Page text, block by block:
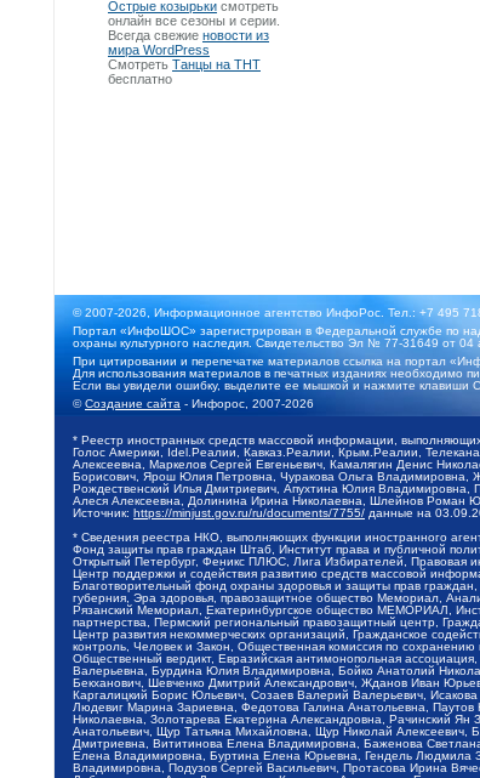
Острые козырьки смотреть
онлайн все сезоны и серии.
Всегда свежие новости из
мира WordPress
Смотреть Танцы на ТНТ
бесплатно
© 2007-2026, Информационное агентство ИнфоРос. Тел.: +7 495
Портал «ИнфоШОС» зарегистрирован в Федеральной службе по
охраны культурного наследия. Свидетельство Эл № 77-31649 от 04
При цитировании и перепечатке материалов ссылка на портал
Для использования материалов в печатных изданиях необходимо
Если вы увидели ошибку, выделите ее мышкой и нажмите клавиши
©Создание сайта - Инфорос, 2007-2026
* Реестр иностранных средств массовой информации,
Голос Америки, Idel.Реалии, Кавказ.Реалии, Крым.Реалии,
Алексеевна, Маркелов Сергей Евгеньевич, Камалягин Денис
Борисович, Ярош Юлия Петровна, Чуракова Ольга Владимировна,
Рождественский Илья Дмитриевич, Апухтина Юлия Владимировна,
Алеся Алексеевна, Долинина Ирина Николаевна, Шлейнов Роман
Источник: https://minjust.gov.ru/ru/documents/7755/ данные на
* Сведения реестра НКО, выполняющих функции иностранного
Фонд защиты прав граждан Штаб, Институт права и публичной
Открытый Петербург, Феникс ПЛЮС, Лига Избирателей, Правовая
Центр поддержки и содействия развитию средств массовой
Благотворительный фонд охраны здоровья и защиты прав
губерния, Эра здоровья, правозащитное общество Мемориал,
Рязанский Мемориал, Екатеринбургское общество МЕМОРИАЛ,
партнерства, Пермский региональный правозащитный центр,
Центр развития некоммерческих организаций, Гражданское
контроль, Человек и Закон, Общественная комиссия по
Общественный вердикт, Евразийская антимонопольная
Валерьевна, Бурдина Юлия Владимировна, Бойко Анатолий
Бекханович, Шевченко Дмитрий Александрович, Жданов Иван
Каргалицкий Борис Юльевич, Созаев Валерий Валерьевич,
Людевиг Марина Зариевна, Федотова Галина Анатольевна,
Николаевна, Золотарева Екатерина Александровна, Рачинский
Анатольевич, Щур Татьяна Михайловна, Щур Николай
Дмитриевна, Вититинова Елена Владимировна, Баженова
Елена Владимировна, Буртина Елена Юрьевна, Гендель Людмила
Владимировна, Подузов Сергей Васильевич, Протасова Ирина